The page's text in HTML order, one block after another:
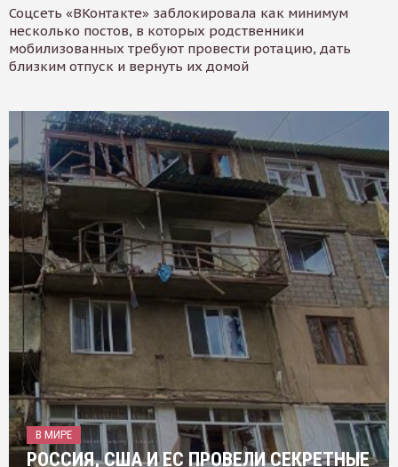
Соцсеть «ВКонтакте» заблокировала как минимум
несколько постов, в которых родственники
мобилизованных требуют провести ротацию, дать
близким отпуск и вернуть их домой
В МИРЕ
РОССИЯ, США И ЕС ПРОВЕЛИ СЕКРЕТНЫЕ